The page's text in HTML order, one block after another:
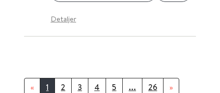
Detaljer
« 1 2 3 4 5 ... 26 »